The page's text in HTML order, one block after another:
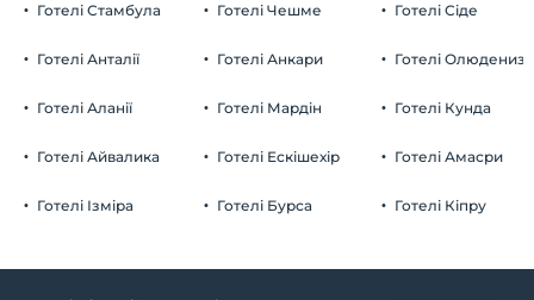
Парковка
Безкоштовно Громадська автостоянка
домашня тварина
Плата за дітей віком до 2 не стягується
Готелі Стамбула
Готелі Анталії
Готелі Аланії
Готелі Айвалика
Готелі Ізміра
Готелі Чешме
Готелі Анкари
Готелі Мардін
Готелі Ескішехір
Готелі Бурса
Готелі Сіде
Готелі Олюдениза
Готелі Кунда
Готелі Амасри
Готелі Кіпру